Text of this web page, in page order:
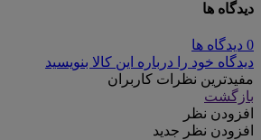
دیدگاه ها
0 دیدگاه ها
دیدگاه خود را درباره این کالا بنویسید
مفیدترین نظرات کاربران
بازگشت
افزودن نظر
افزودن نظر جدید